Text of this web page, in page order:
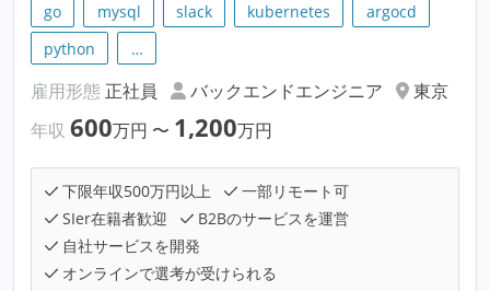
go mysql slack kubernetes
argocd
python
…
雇用形態 正社員 バックエンドエンジニア
東京
年収 600万円 〜 1,200万円
下限年収500万円以上
一部リモート可
SIer在籍者歓迎
B2Bのサービスを運営
自社サービスを開発
オンラインで選考が受けられる